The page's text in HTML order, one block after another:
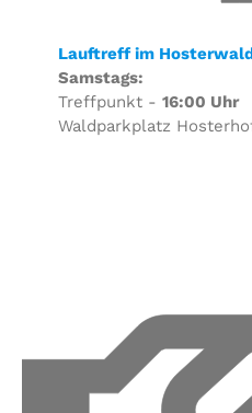
Lauftreff im
Samstags:
Treffpunkt - 16:00 Uhr
Waldparkplatz